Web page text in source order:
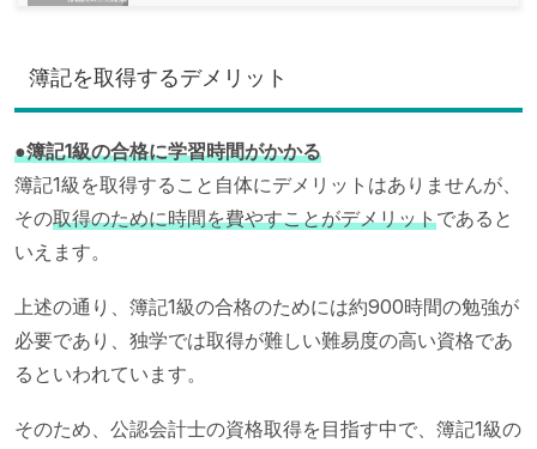
簿記を取得するデメリット
●簿記1級の合格に学習時間がかかる
簿記1級を取得すること自体にデメリットはありませんが、
その取得のために時間を費やすことがデメリットであると
いえます。
上述の通り、簿記1級の合格のためには約900時間の勉強が
必要であり、独学では取得が難しい難易度の高い資格であ
るといわれています。
そのため、公認会計士の資格取得を目指す中で、簿記1級の